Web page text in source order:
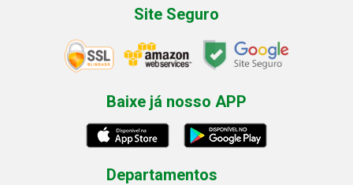
Site Seguro
Baixe já nosso APP
Departamentos